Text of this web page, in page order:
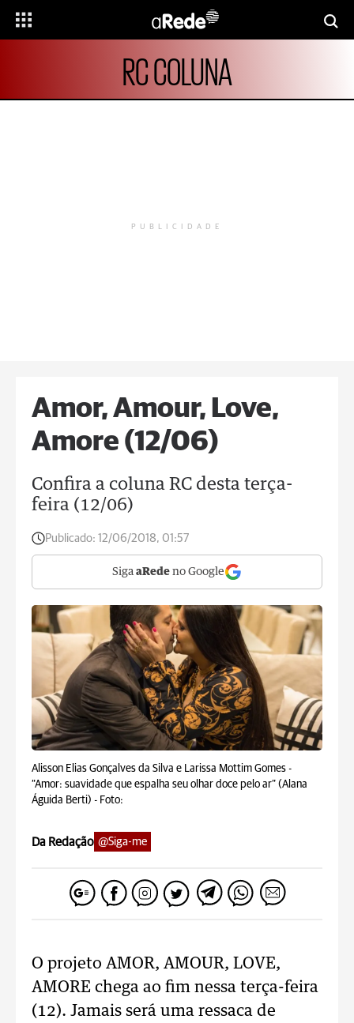
RC COLUNA
PUBLICIDADE
Amor, Amour, Love,
Amore (12/06)
Confira a coluna RC desta terça-
feira (12/06)
Publicado: 12/06/2018, 01:57
Siga aRede no Google
Alisson Elias Gonçalves da Silva e Larissa Mottim Gomes -
“Amor: suavidade que espalha seu olhar doce pelo ar” (Alana
Águida Berti) - Foto:
Da Redação @Siga-me
O projeto AMOR, AMOUR, LOVE,
AMORE chega ao fim nessa terça-feira
(12). Jamais será uma ressaca de